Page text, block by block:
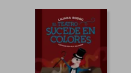
23,36 €